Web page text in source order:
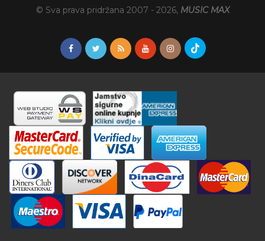
© Sva prava pridržana 2007 - 2026, MUSIC MAX